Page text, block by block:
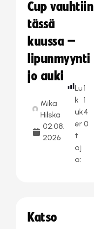
Cup vauhtiin
tässä
kuussa –
lipunmyynti
jo auki
Mika
Hilska
02.08.
2026
Lu
k
uk
er
t
oj
a:
1
1
4
0
Katso